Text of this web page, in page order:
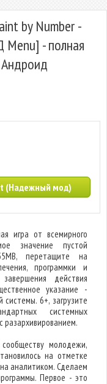
by Number -
- полная
Андроид
(Надежный мод)
игра от всемирного
значение пустой
перетащите на
программки и
действия
указание -
6+, загрузите
системных
разархивированием.
молодежи,
на отметке
аналитиком. Сделаем
Первое - это